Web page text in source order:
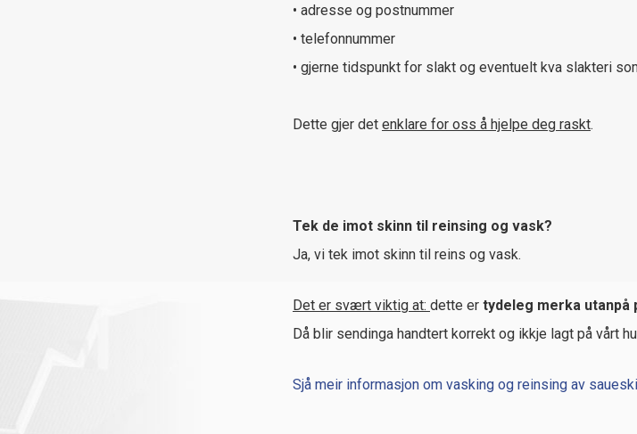
• adresse og postnummer
• telefonnummer
• gjerne tidspunkt for slakt og eventuelt kva slakteri
Dette gjer det enklare for oss å hjelpe deg raskt.
Tek de imot skinn til reinsing og vask?
Ja, vi tek imot skinn til reins og vask.
Det er svært viktig at: dette er tydeleg merka utanpå
Då blir sendinga handtert korrekt og ikkje lagt på vårt
Sjå meir informasjon om vasking og reinsing av